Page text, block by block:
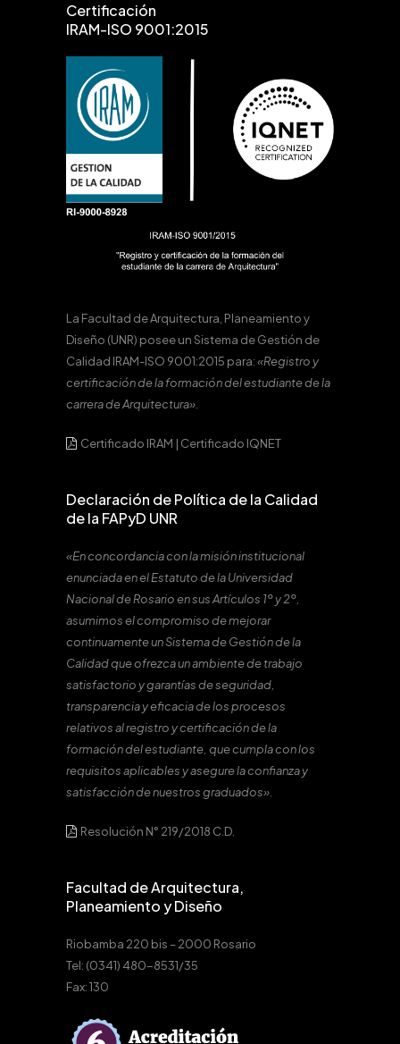
Certificación
IRAM-ISO 9001:2015
La Facultad de Arquitectura, Planeamiento y
Diseño (UNR) posee un Sistema de Gestión de
Calidad IRAM-ISO 9001:2015 para:«Registro y
certificación de la formación del estudiante de la
carrera de Arquitectura».
Certificado IRAM | Certificado IQNET
Declaración de Política de la Calidad
de la FAPyD UNR
«En concordancia con la misión institucional
enunciada en el Estatuto de la Universidad
Nacional de Rosario en sus Artículos 1º y 2º,
asumimos el compromiso de mejorar
continuamente un Sistema de Gestión de la
Calidad que ofrezca un ambiente de trabajo
satisfactorio y garantías de seguridad,
transparencia y eficacia de los procesos
relativos al registro y certificación de la
formación del estudiante, que cumpla con los
requisitos aplicables y asegure la confianza y
satisfacción de nuestros graduados».
Resolución N° 219/2018 C.D.
Facultad de Arquitectura,
Planeamiento y Diseño
Riobamba 220 bis – 2000 Rosario
Tel: (0341) 480-8531/35
Fax: 130